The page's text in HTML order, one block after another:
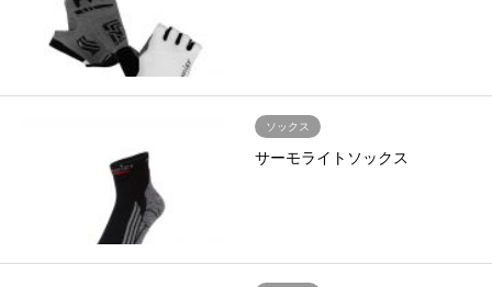
ソックス
サーモライトソックス